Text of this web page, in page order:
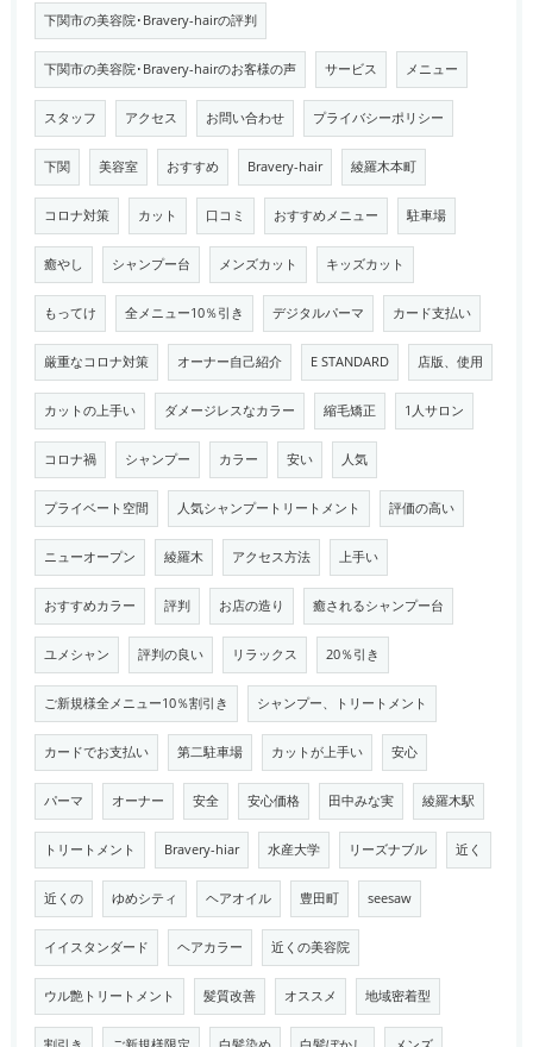
下関市の美容院･Bravery-hairの評判
下関市の美容院･Bravery-hairのお客様の声 サービス メニュー
スタッフ アクセス お問い合わせ プライバシーポリシー
下関 美容室 おすすめ Bravery-hair 綾羅木本町
コロナ対策 カット 口コミ おすすめメニュー 駐車場
癒やし シャンプー台 メンズカット キッズカット
もってけ 全メニュー10％引き デジタルパーマ カード支払い
厳重なコロナ対策 オーナー自己紹介 E STANDARD 店版、使用
カットの上手い ダメージレスなカラー 縮毛矯正 1人サロン
コロナ禍 シャンプー カラー 安い 人気
プライベート空間 人気シャンプートリートメント 評価の高い
ニューオープン 綾羅木 アクセス方法 上手い
おすすめカラー 評判 お店の造り 癒されるシャンプー台
ユメシャン 評判の良い リラックス 20％引き
ご新規様全メニュー10％割引き シャンプー、トリートメント
カードでお支払い 第二駐車場 カットが上手い 安心
パーマ オーナー 安全 安心価格 田中みな実 綾羅木駅
トリートメント Bravery-hiar 水産大学 リーズナブル 近く
近くの ゆめシティ ヘアオイル 豊田町 seesaw
イイスタンダード ヘアカラー 近くの美容院
ウル艶トリートメント 髪質改善 オススメ 地域密着型